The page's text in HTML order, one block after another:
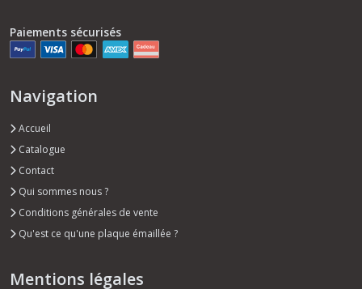
Paiements sécurisés
Navigation
Accueil
Catalogue
Contact
Qui sommes nous ?
Conditions générales de vente
Qu'est ce qu'une plaque émaillée ?
Mentions légales